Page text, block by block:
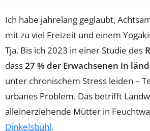
Ich habe jahrelang geglaubt,
mit zu viel Freizeit und einem
Tja. Bis ich 2023 in einer Studie des
dass27 % der Erwachsenen in
unter chronischem Stress leiden –
urbanes Problem. Das betrifft
alleinerziehende Mütter in
Dinkelsbühl.